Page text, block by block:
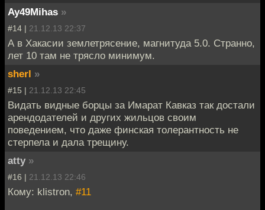
Ay49Mihas »
#14 | 21.12.13 22:37
А в Хакасии землетрясение, магнитуда 5.0. Странно,
лет 10 там не трясло минимум.
sherl »
#15 | 21.12.13 22:45
Видать видные борцы за Имарат Кавказ так достали
арендодателей и других жильцов своим
поведением, что даже финская толерантность не
стерпела и дала трещину.
atty »
#16 | 21.12.13 22:46
Кому: klistron, #11